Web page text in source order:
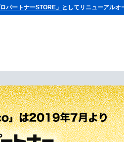
ロパートナーSTORE」 としてリニューアルオ